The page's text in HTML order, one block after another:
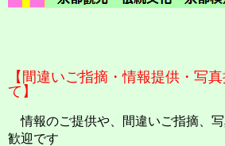
【間違いご指摘・情報提供・写
て】
情報のご提供や、間違いご指摘、
歓迎です